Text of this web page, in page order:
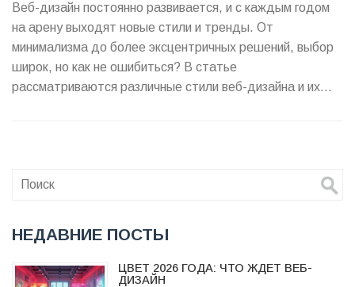
Веб-дизайн постоянно развивается, и с каждым годом
на арену выходят новые стили и тренды. От
минимализма до более эксцентричных решений, выбор
широк, но как не ошибиться? В статье
рассматриваются различные стили веб-дизайна и их
НЕДАВНИЕ ПОСТЫ
ЦВЕТ 2026 ГОДА: ЧТО ЖДЕТ ВЕБ-
ДИЗАЙН